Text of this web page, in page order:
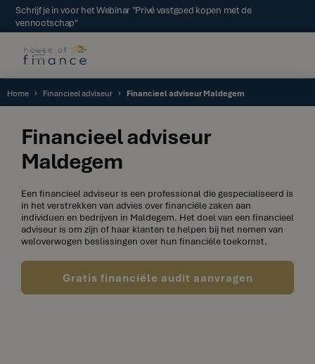
Schrijf je in voor het Webinar "Privé vastgoed kopen met de
vennootschap"
Home Financieel adviseur Financieel adviseur Maldegem
Financieel adviseur
Maldegem
Een financieel adviseur is een professional die gespecialiseerd is
in het verstrekken van advies over financiële zaken aan
individuen en bedrijven in Maldegem. Het doel van een financieel
adviseur is om zijn of haar klanten te helpen bij het nemen van
weloverwogen beslissingen over hun financiële toekomst.
Gratis financiële audit aanvragen